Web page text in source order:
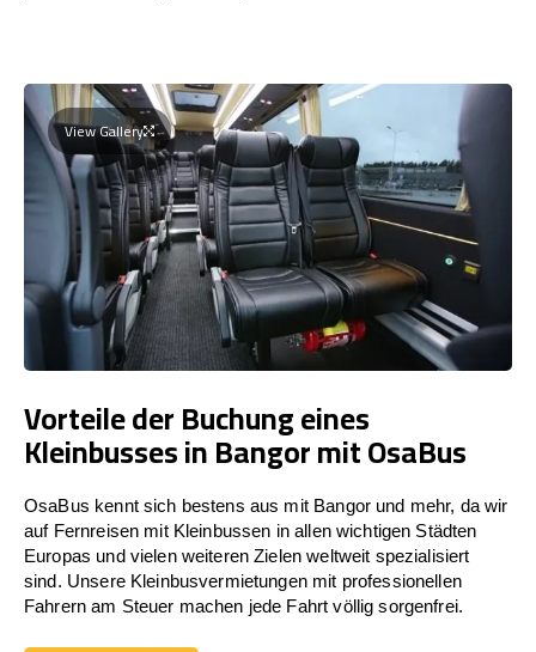
View Gallery
Vorteile der Buchung eines
Kleinbusses in Bangor mit OsaBus
OsaBus kennt sich bestens aus mit Bangor und mehr, da wir
auf Fernreisen mit Kleinbussen in allen wichtigen Städten
Europas und vielen weiteren Zielen weltweit spezialisiert
sind. Unsere Kleinbusvermietungen mit professionellen
Fahrern am Steuer machen jede Fahrt völlig sorgenfrei.